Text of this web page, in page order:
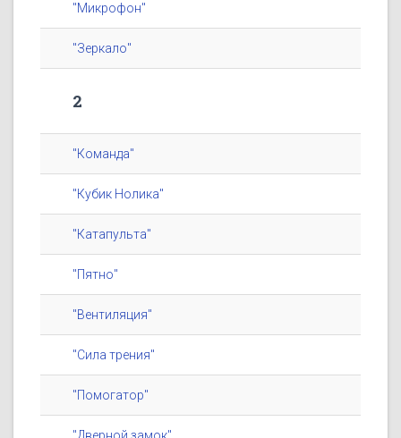
"Микрофон"
"Зеркало"
2
"Команда"
"Кубик Нолика"
"Катапульта"
"Пятно"
"Вентиляция"
"Сила трения"
"Помогатор"